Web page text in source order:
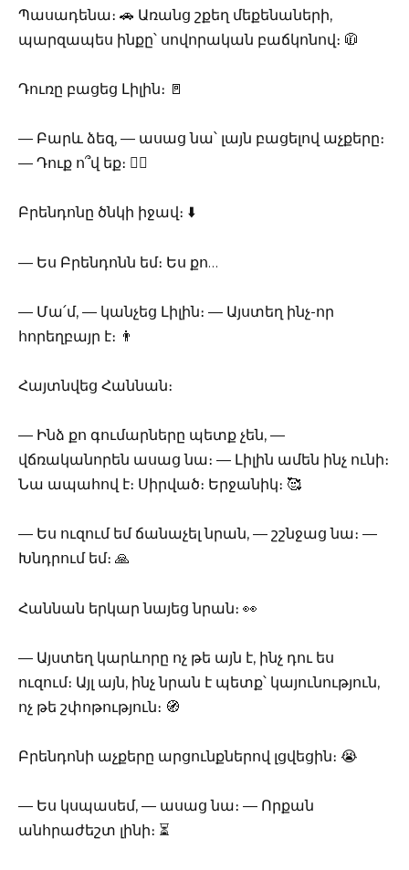
Պասադենա։ 🚗 Առանց շքեղ մեքենաների,
պարզապես ինքը՝ սովորական բաճկոնով։ 🧥
Դուռը բացեց Լիլին։ 🚪
— Բարև ձեզ, — ասաց նա՝ լայն բացելով աչքերը։
— Դուք ո՞վ եք։ 🤷‍♀️
Բրենդոնը ծնկի իջավ։ ⬇️
— Ես Բրենդոնն եմ։ Ես քո…
— Մա՛մ, — կանչեց Լիլին։ — Այստեղ ինչ-որ
հորեղբայր է։ 👨
Հայտնվեց Հաննան։
— Ինձ քո գումարները պետք չեն, —
վճռականորեն ասաց նա։ — Լիլին ամեն ինչ ունի։
Նա ապահով է։ Սիրված։ Երջանիկ։ 🥰
— Ես ուզում եմ ճանաչել նրան, — շշնջաց նա։ —
Խնդրում եմ։ 🙏
Հաննան երկար նայեց նրան։ 👀
— Այստեղ կարևորը ոչ թե այն է, ինչ դու ես
ուզում։ Այլ այն, ինչ նրան է պետք՝ կայունություն,
ոչ թե շփոթություն։ 🧭
Բրենդոնի աչքերը արցունքներով լցվեցին։ 😭
— Ես կսպասեմ, — ասաց նա։ — Որքան
անհրաժեշտ լինի։ ⏳